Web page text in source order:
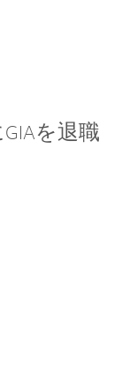
を退職